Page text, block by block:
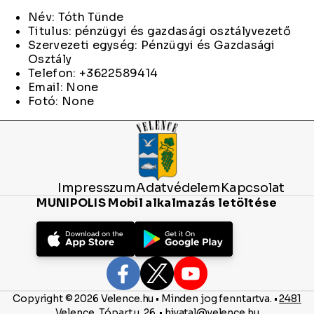
Név: Tóth Tünde
Titulus: pénzügyi és gazdasági osztályvezető
Szervezeti egység: Pénzügyi és Gazdasági
Osztály
Telefon: +3622589414
Email: None
Fotó: None
ImpresszumAdatvédelemKapcsolat
MUNIPOLIS Mobil alkalmazás letöltése
Copyright © 2026 Velence.hu • Minden jog fenntartva. •2481